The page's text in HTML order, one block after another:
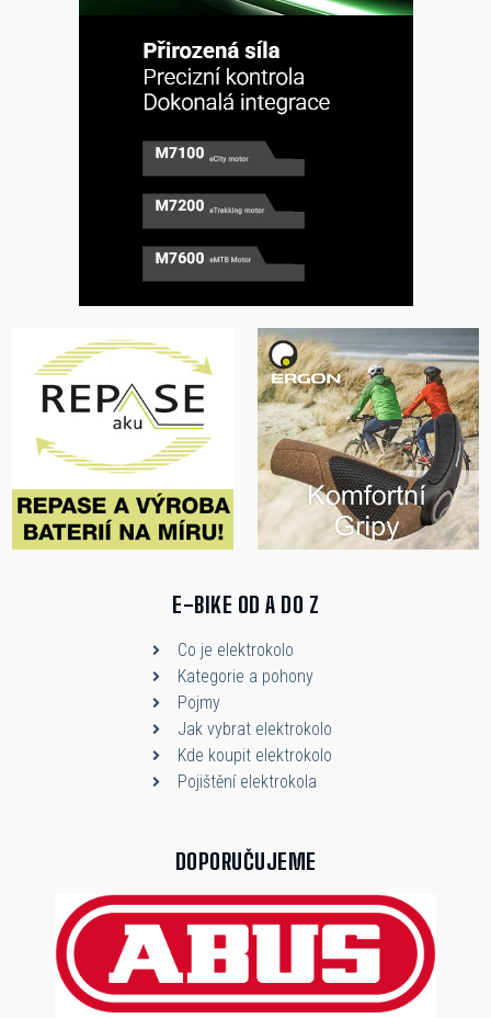
E-BIKE OD A DO Z
Co je elektrokolo
Kategorie a pohony
Pojmy
Jak vybrat elektrokolo
Kde koupit elektrokolo
Pojištění elektrokola
DOPORUČUJEME